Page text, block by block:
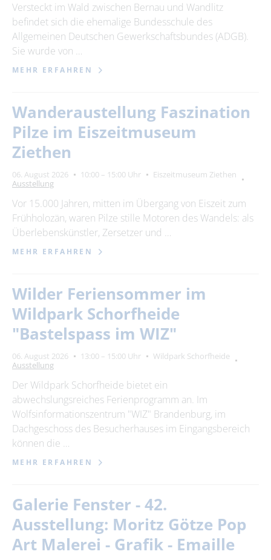
Versteckt im Wald zwischen Bernau und Wandlitz
befindet sich die ehemalige Bundesschule des
Allgemeinen Deutschen Gewerkschaftsbundes (ADGB).
Sie wurde von …
MEHR ERFAHREN
Wanderaustellung Faszination
Pilze im Eiszeitmuseum
Ziethen
06. August 2026 10:00 – 15:00 Uhr
Eiszeitmuseum Ziethen
Ausstellung
Vor 15.000 Jahren, mitten im Übergang von Eiszeit zum
Frühholozän, waren Pilze stille Motoren des Wandels: als
Überlebenskünstler, Zersetzer und …
MEHR ERFAHREN
Wilder Feriensommer im
Wildpark Schorfheide
"Bastelspass im WIZ"
06. August 2026 13:00 – 15:00 Uhr
Wildpark Schorfheide
Ausstellung
Der Wildpark Schorfheide bietet ein
abwechslungsreiches Ferienprogramm an. Im
Wolfsinformationszentrum "WIZ" Brandenburg, im
Dachgeschoss des Besucherhauses im Eingangsbereich
können die …
MEHR ERFAHREN
Galerie Fenster - 42.
Ausstellung: Moritz Götze Pop
Art Malerei - Grafik - Emaille